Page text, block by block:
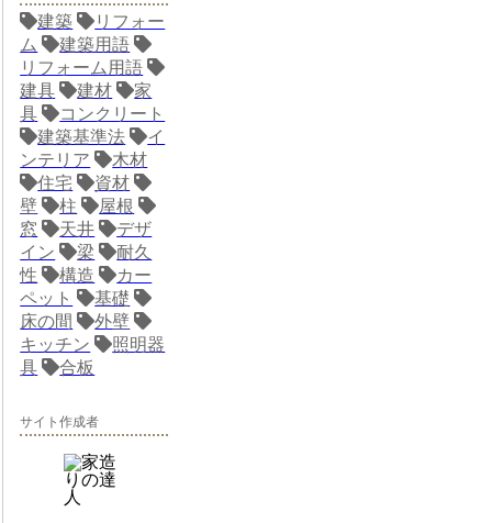
建築
リフォー
ム
建築用語
リフォーム用語
建具
建材
家
具
コンクリート
建築基準法
イ
ンテリア
木材
住宅
資材
壁
柱
屋根
窓
天井
デザ
イン
梁
耐久
性
構造
カー
ペット
基礎
床の間
外壁
キッチン
照明器
具
合板
サイト作成者